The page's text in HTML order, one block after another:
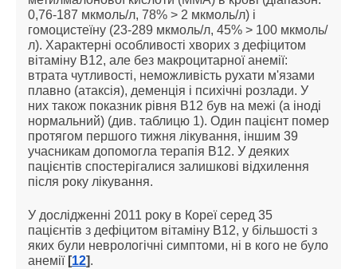
0,76-187 мкмоль/л, 78% > 2 мкмоль/л) і
гомоцистеїну (23-289 мкмоль/л, 45% > 100 мкмоль/
л). Характерні особливості хворих з дефіцитом
вітаміну В12, але без макроцитарної анемії:
втрата чутливості, неможливість рухати м'язами
плавно (атаксія), деменція і психічні розлади. У
них також показник рівня B12 був на межі (а іноді
нормальний) (див. таблицю 1). Один пацієнт помер
протягом першого тижня лікування, іншим 39
учасникам допомогла терапія B12. У деяких
пацієнтів спостерігалися залишкові відхилення
після року лікування.
У дослідженні 2011 року в Кореї серед 35
пацієнтів з дефіцитом вітаміну B12, у більшості з
яких були неврологічні симптоми, ні в кого не було
анемії [12].